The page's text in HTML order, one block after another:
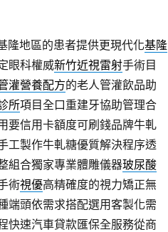
隆地區的患者提供更現代化基隆
眼科權威新竹近視雷射手術目
灌營養配方的老人管灌飲品助
所項目全口重建牙協助管理合
要信用卡額度可刷錢品牌牛軋
工製作牛軋糖優質解決程序透
組合獨家專業體雕儀器玻尿酸
術視優高精確度的視力矯正無
端頭依需求搭配選用客製化需
快速汽車貸款匯保全服務從商